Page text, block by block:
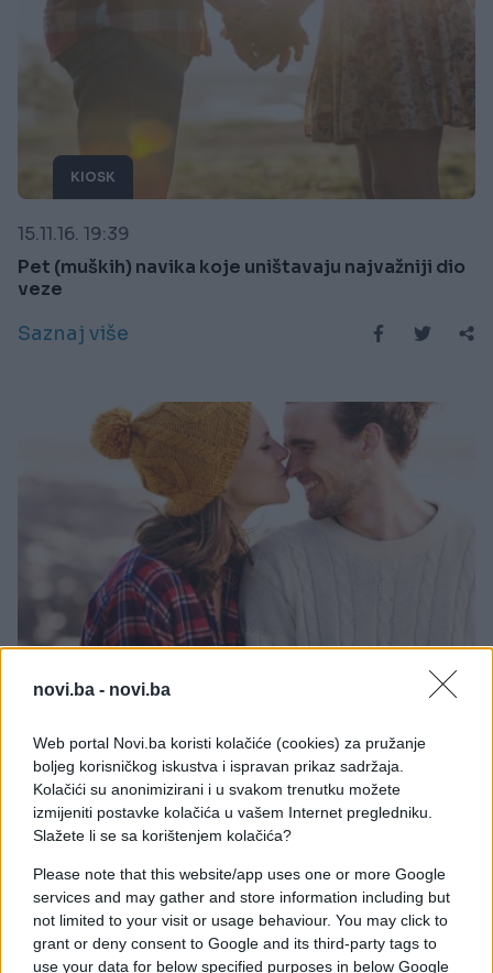
novi.ba - novi.ba
Web portal Novi.ba koristi kolačiće (cookies) za pružanje
boljeg korisničkog iskustva i ispravan prikaz sadržaja.
Kolačići su anonimizirani i u svakom trenutku možete
izmijeniti postavke kolačića u vašem Internet pregledniku.
Slažete li se sa korištenjem kolačića?
Please note that this website/app uses one or more Google
services and may gather and store information including but
not limited to your visit or usage behaviour. You may click to
grant or deny consent to Google and its third-party tags to
use your data for below specified purposes in below Google
KIOSK
15.11.16. 19:39
Pet (muških) navika koje uništavaju najvažniji dio
veze
Saznaj više
LJUBAV
15.11.16. 19:05
ON SE NIKADA NEĆE SMIRITI : 5 znakova da mu nisi
jedina
Saznaj više